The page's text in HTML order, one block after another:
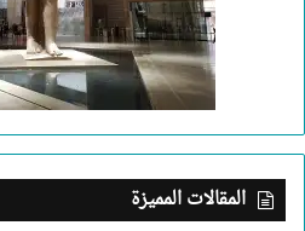
المقالات المميزة